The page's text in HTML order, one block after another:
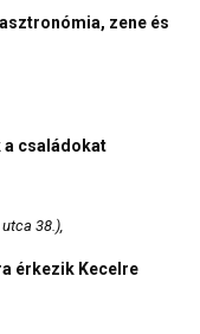
zene és
a családokat
38.),
érkezik Kecelre